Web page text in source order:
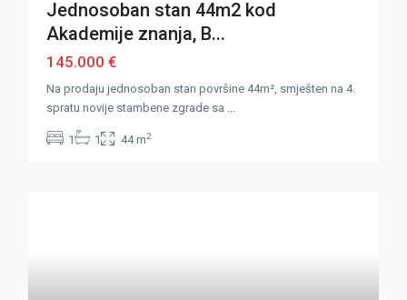
Jednosoban stan 44m2 kod
Akademije znanja, B...
145.000 €
Na prodaju jednosoban stan površine 44m², smješten na 4.
spratu novije stambene zgrade sa ...
1 1 44 m2